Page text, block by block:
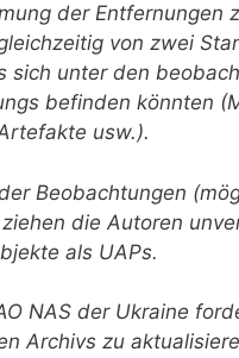
der
von zwei
sich unter den
befinden könnten
usw.).
Beobachtungen
die Autoren
als UAPs.
NAS der Ukraine
Archivs zu